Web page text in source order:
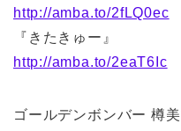
http://amba.to/2fLQ0ec
『きたきゅー』
http://amba.to/2eaT6Ic
ゴールデンボンバー 樽